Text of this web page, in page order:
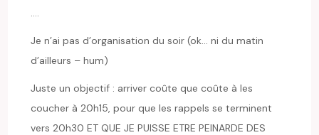
….
Je n’ai pas d’organisation du soir (ok… ni du matin
d’ailleurs – hum)
Juste un objectif : arriver coûte que coûte à les
coucher à 20h15, pour que les rappels se terminent
vers 20h30 ET QUE JE PUISSE ETRE PEINARDE DES